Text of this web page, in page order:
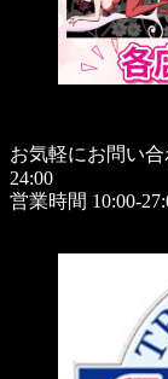
お気軽にお問い合
24:00
営業時間 10:00-